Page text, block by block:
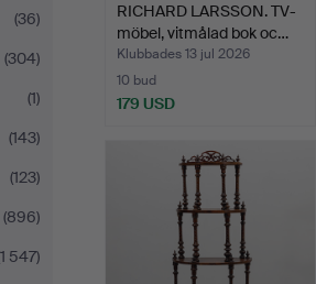
(36)
(304)
(1)
(143)
(123)
(896)
547)
RICHARD LARSSON. TV-
möbel, vitmålad bok oc…
Klubbades 13 jul 2026
10 bud
179 USD